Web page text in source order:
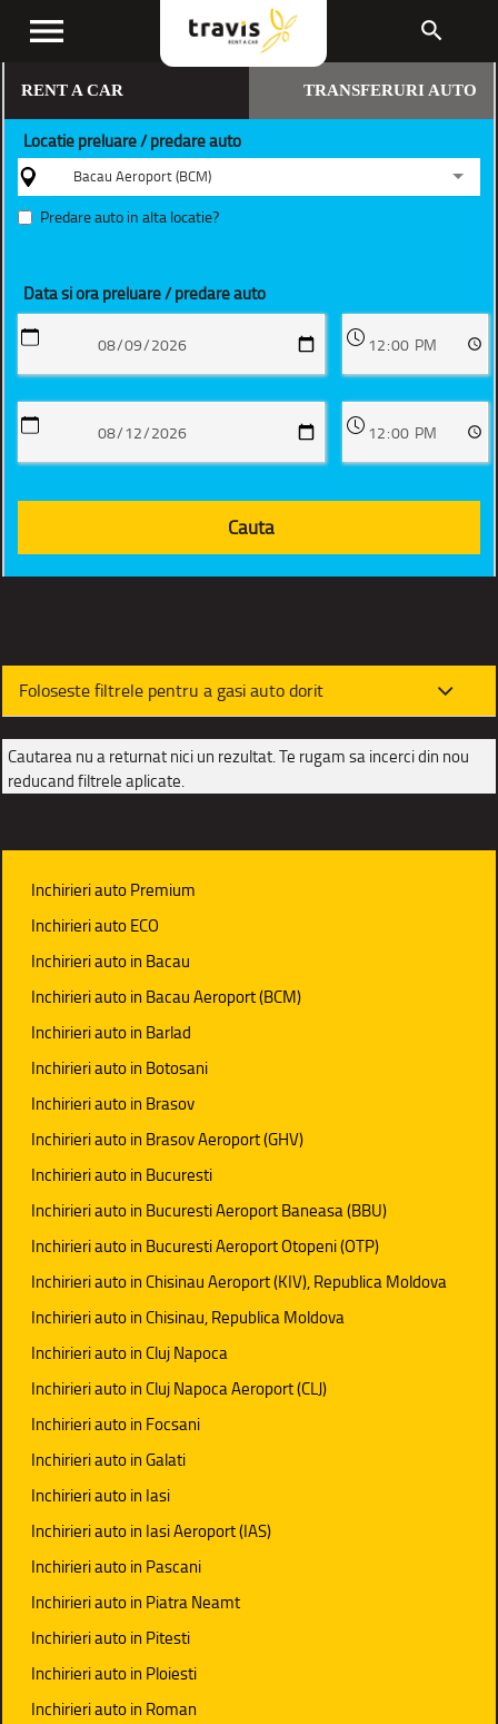
menu search
RENT A CAR TRANSFERURI AUTO
Locatie preluare / predare auto
Bacau Aeroport (BCM)
Predare auto in alta locatie?
Data si ora preluare / predare auto
Foloseste filtrele pentru a gasi auto dorit
Cautarea nu a returnat nici un rezultat. Te rugam sa incerci din nou
reducand filtrele aplicate.
Inchirieri auto Premium
Inchirieri auto ECO
Inchirieri auto in Bacau
Inchirieri auto in Bacau Aeroport (BCM)
Inchirieri auto in Barlad
Inchirieri auto in Botosani
Inchirieri auto in Brasov
Inchirieri auto in Brasov Aeroport (GHV)
Inchirieri auto in Bucuresti
Inchirieri auto in Bucuresti Aeroport Baneasa (BBU)
Inchirieri auto in Bucuresti Aeroport Otopeni (OTP)
Inchirieri auto in Chisinau Aeroport (KIV), Republica Moldova
Inchirieri auto in Chisinau, Republica Moldova
Inchirieri auto in Cluj Napoca
Inchirieri auto in Cluj Napoca Aeroport (CLJ)
Inchirieri auto in Focsani
Inchirieri auto in Galati
Inchirieri auto in Iasi
Inchirieri auto in Iasi Aeroport (IAS)
Inchirieri auto in Pascani
Inchirieri auto in Piatra Neamt
Inchirieri auto in Pitesti
Inchirieri auto in Ploiesti
Inchirieri auto in Roman